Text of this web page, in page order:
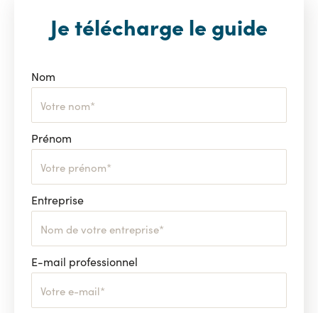
Je télécharge le guide
Nom
Prénom
Entreprise
E-mail professionnel